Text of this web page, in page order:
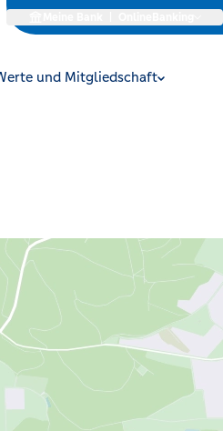
und Mitgliedschaft